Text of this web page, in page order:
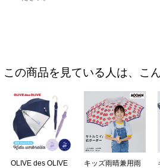
この商品を見ている人は、こ
OLIVE des OLIVE
キッズ雨晴兼用雨